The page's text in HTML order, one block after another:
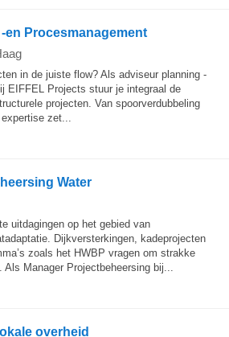
Procesmanagement
in de juiste flow? Als adviseur planning -
EIFFEL Projects stuur je integraal de
projecten. Van spoorverdubbeling
zet...
Water
uitdagingen op het gebied van
Dijkversterkingen, kadeprojecten
zoals het HWBP vragen om strakke
Als Manager Projectbeheersing bij...
overheid